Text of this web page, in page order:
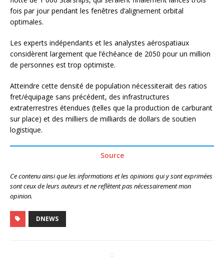
fois par jour pendant les fenêtres d’alignement orbital
optimales.
Les experts indépendants et les analystes aérospatiaux
considèrent largement que l’échéance de 2050 pour un million
de personnes est trop optimiste.
Atteindre cette densité de population nécessiterait des ratios
fret/équipage sans précédent, des infrastructures
extraterrestres étendues (telles que la production de carburant
sur place) et des milliers de milliards de dollars de soutien
logistique.
Source
Ce contenu ainsi que les informations et les opinions qui y sont exprimées
sont ceux de leurs auteurs et ne reflètent pas nécessairement mon
opinion.
DNEWS